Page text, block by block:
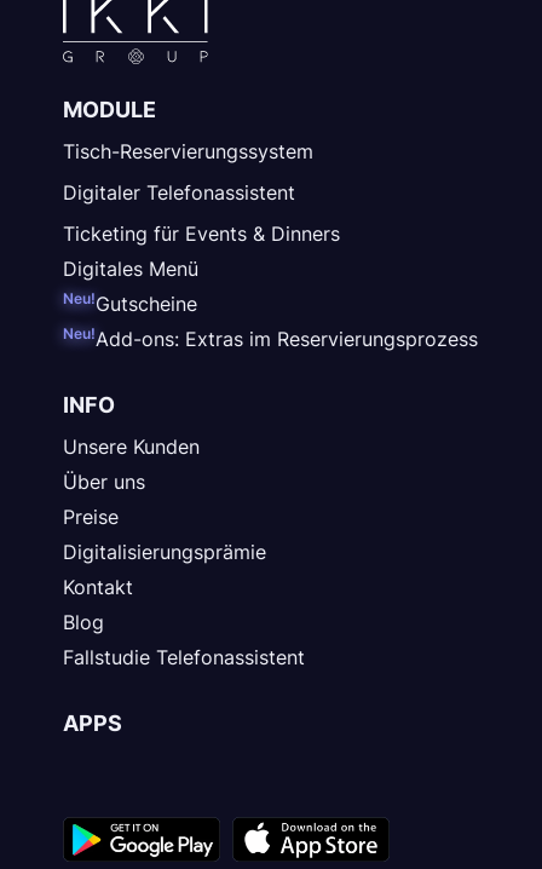
MODULE
Tisch-Reservierungssystem
Digitaler Telefonassistent
Ticketing für Events & Dinners
Digitales Menü
Gutscheine
Neu!
Add-ons: Extras im Reservierungsprozess
Neu!
INFO
Unsere Kunden
Über uns
Preise
Digitalisierungsprämie
Kontakt
Blog
Fallstudie Telefonassistent
APPS